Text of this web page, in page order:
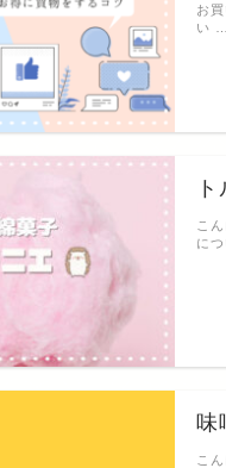
お
い …
こ
に
味
こ